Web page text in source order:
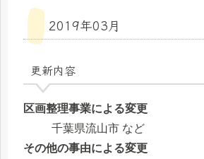
2019年03月
更新内容
区画整理事業による変更
千葉県流山市 など
その他の事由による変更